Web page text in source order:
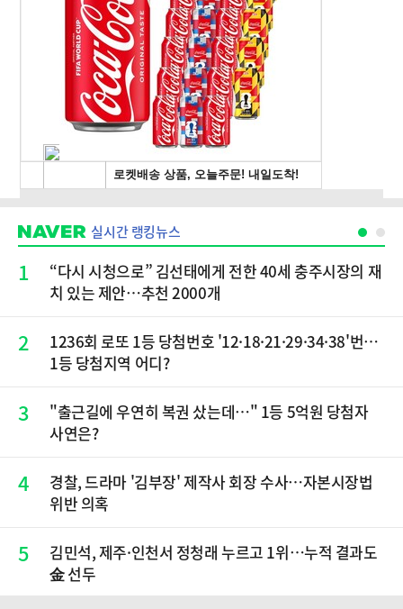
실시간 랭킹뉴스
1
“다시 시청으로” 김선태에게 전한 40세 충주시장의 재
치 있는 제안…추천 2000개
2
1236회 로또 1등 당첨번호 '12·18·21·29·34·38'번…
1등 당첨지역 어디?
3
"출근길에 우연히 복권 샀는데…" 1등 5억원 당첨자
사연은?
4
경찰, 드라마 '김부장' 제작사 회장 수사…자본시장법
위반 의혹
5
김민석, 제주·인천서 정청래 누르고 1위…누적 결과도
金 선두